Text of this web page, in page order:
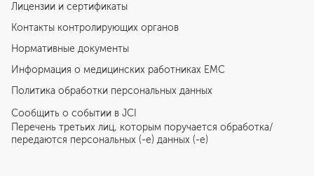
Лицензии и сертификаты
Контакты контролирующих органов
Нормативные документы
Информация о медицинских работниках EMC
Политика обработки персональных данных
Сообщить о событии в JCI
Перечень третьих лиц, которым поручается обработка/
передаются персональных (-е) данных (-е)